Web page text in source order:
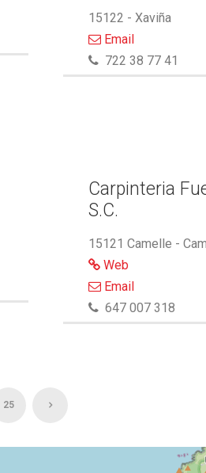
15122 - Xaviña
Email
722 38 77 41
Carpinteria
S.C.
15121 Camelle -
Web
Email
647 007 318
25